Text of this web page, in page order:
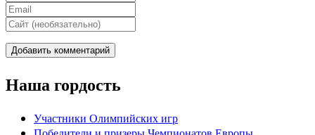
Наша гордость
Участники Олимпийских игр